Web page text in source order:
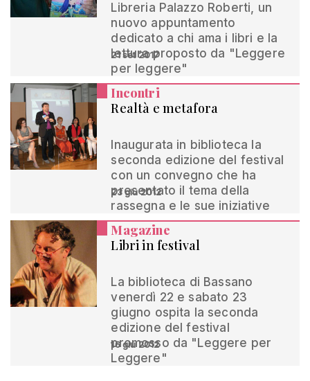
Libreria Palazzo Roberti, un
nuovo appuntamento
dedicato a chi ama i libri e la
lettura proposto da "Leggere
per leggere"
21 set 2017
Incontri
Realtà e metafora
Inaugurata in biblioteca la
seconda edizione del festival
con un convegno che ha
presentato il tema della
rassegna e le sue iniziative
23 giu 2012
Magazine
Libri in festival
La biblioteca di Bassano
venerdì 22 e sabato 23
giugno ospita la seconda
edizione del festival
promosso da "Leggere per
Leggere"
16 giu 2012